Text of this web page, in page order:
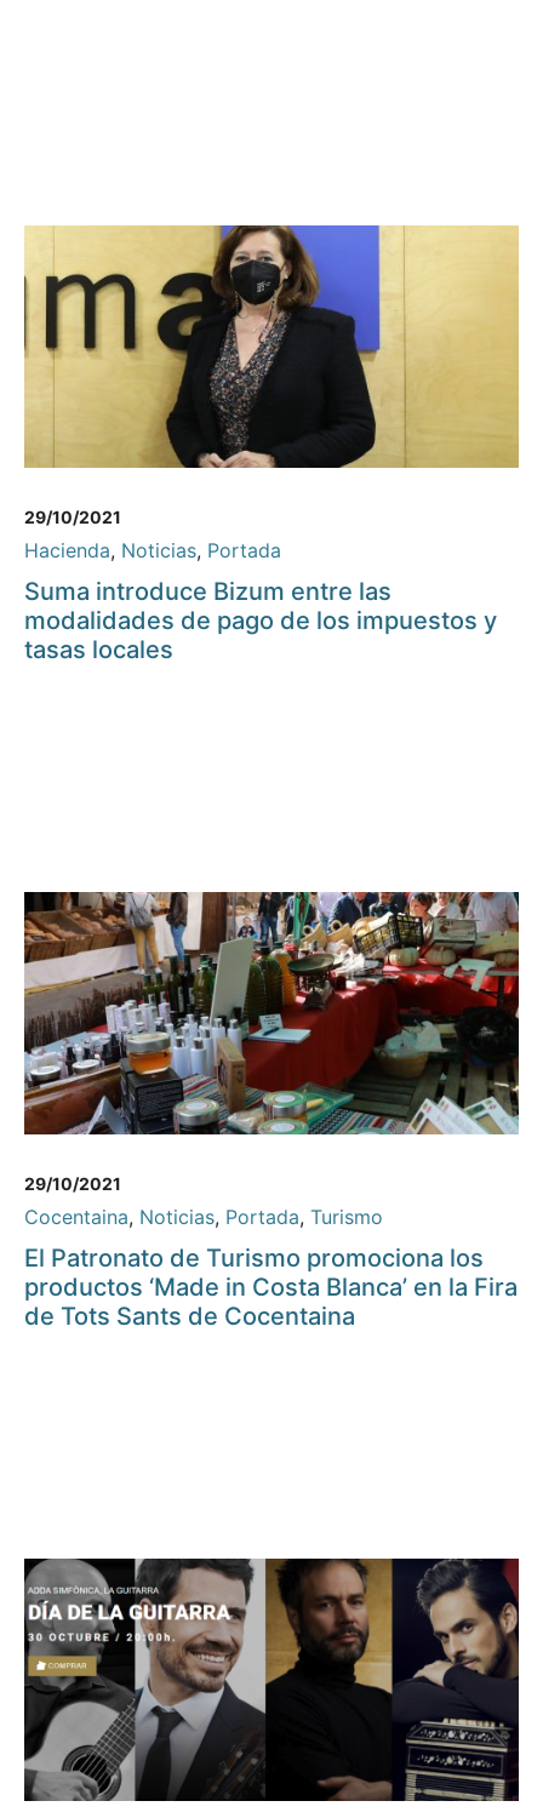
29/10/2021
Hacienda, Noticias, Portada
Suma introduce Bizum entre las
modalidades de pago de los impuestos y
tasas locales
29/10/2021
Cocentaina, Noticias, Portada, Turismo
El Patronato de Turismo promociona los
productos ‘Made in Costa Blanca’ en la Fira
de Tots Sants de Cocentaina